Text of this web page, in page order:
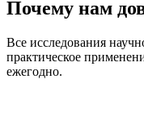
Почему нам
Все исследования
практическое
ежегодно.